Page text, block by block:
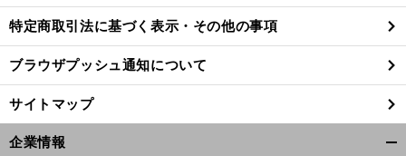
特定商取引法に基づく表示・その他の事項
ブラウザプッシュ通知について
サイトマップ
企業情報